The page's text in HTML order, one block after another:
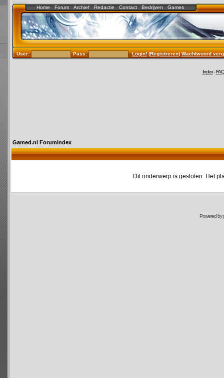
Home Forum Archief Redactie Contact Bedrijven Games
User: Pass: Login!(Registreren)Wachtwoord
Index-FAQ
Gamed.nl Forumindex
Dit onderwerp is gesloten. Het
Powered by